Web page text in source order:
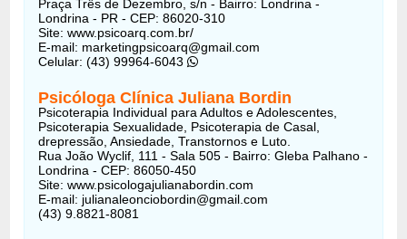
Praça Três de Dezembro, s/n - Bairro: Londrina -
Londrina - PR - CEP: 86020-310
Site: www.psicoarq.com.br/
E-mail: marketingpsicoarq@gmail.com
Celular: (43) 99964-6043
Psicóloga Clínica Juliana Bordin
Psicoterapia Individual para Adultos e Adolescentes,
Psicoterapia Sexualidade, Psicoterapia de Casal,
drepressão, Ansiedade, Transtornos e Luto.
Rua João Wyclif, 111 - Sala 505 - Bairro: Gleba Palhano -
Londrina - CEP: 86050-450
Site: www.psicologajulianabordin.com
E-mail: julianaleonciobordin@gmail.com
(43) 9.8821-8081